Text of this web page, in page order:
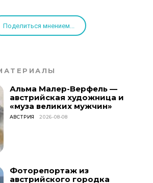
Поделиться мнением...
Альма Малер-Верфель —
австрийская художница и
«муза великих мужчин»
АВСТРИЯ 2026-08-08
Фоторепортаж из
австрийского городка